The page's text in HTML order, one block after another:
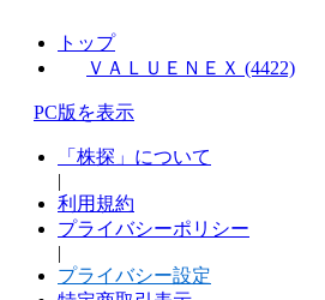
トップ
ＶＡＬＵＥＮＥＸ (4422)
PC版を表示
「株探」について
|
利用規約
プライバシーポリシー
|
プライバシー設定